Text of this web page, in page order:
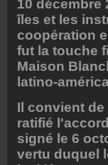
10 décembre
îles et les
coopération
fut la touche
Maison
latino-
Il convient de
ratifié
signé le 6
vertu duquel